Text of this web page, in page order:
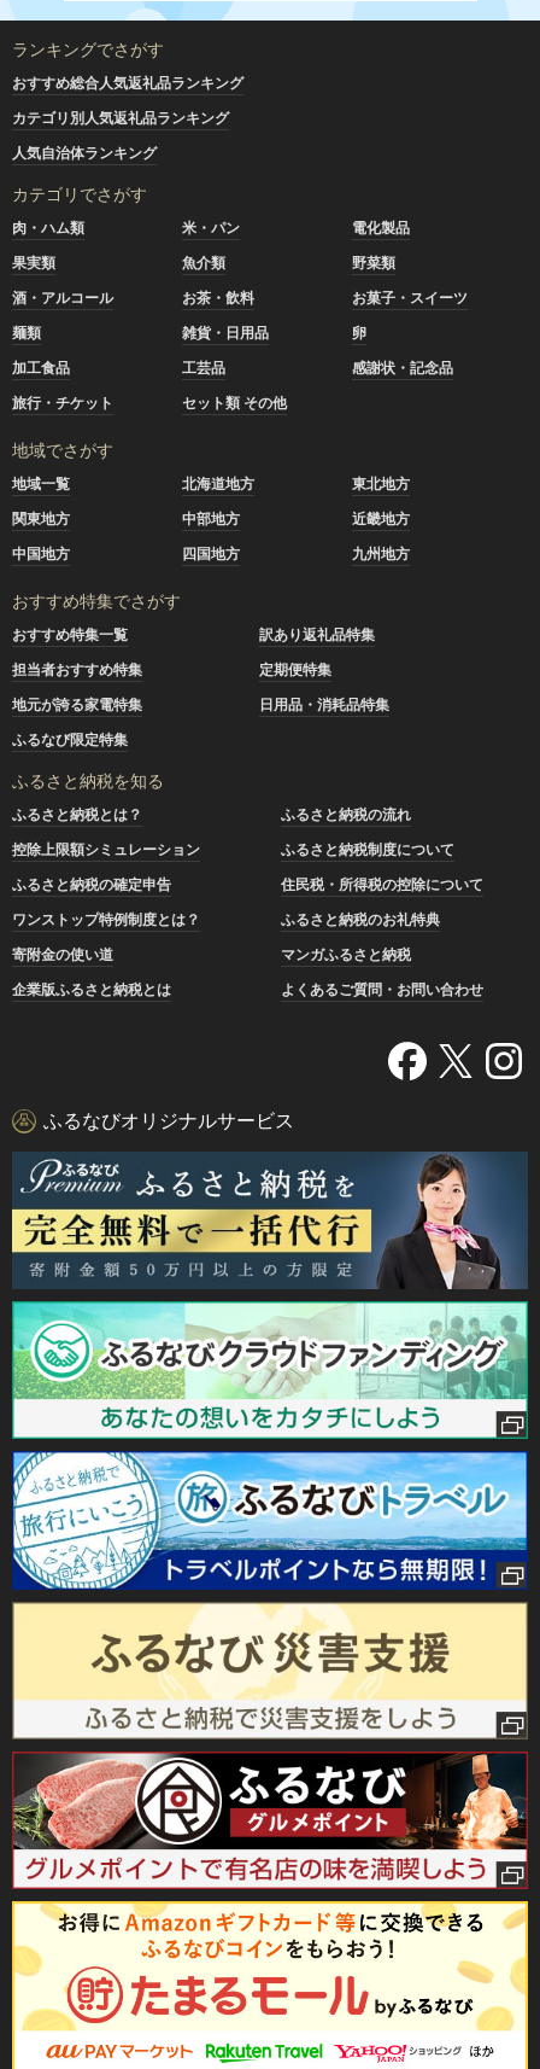
ランキングでさがす
おすすめ総合人気返礼品ランキング
カテゴリ別人気返礼品ランキング
人気自治体ランキング
カテゴリでさがす
肉・ハム類 米・パン
電化製品
果実類
魚介類
野菜類
酒・アルコール
お茶・飲料
お菓子・スイーツ
麺類
雑貨・日用品
卵
加工食品
工芸品
感謝状・記念品
旅行・チケット
セット類 その他
地域でさがす
地域一覧 北海道地方
東北地方
関東地方
中部地方
近畿地方
中国地方
四国地方 九州地方
おすすめ特集でさがす
おすすめ特集一覧
訳あり返礼品特集
担当者おすすめ特集
定期便特集
地元が誇る家電特集
日用品・消耗品特集
ふるなび限定特集
ふるさと納税を知る
ふるさと納税とは？
ふるさと納税の流れ
控除上限額シミュレーション
ふるさと納税制度について
ふるさと納税の確定申告
住民税・所得税の控除について
ワンストップ特例制度とは？
ふるさと納税のお礼特典
寄附金の使い道
マンガふるさと納税
企業版ふるさと納税とは
よくあるご質問・お問い合わせ
ふるなびオリジナルサービス